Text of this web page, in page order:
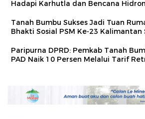
Hadapi Karhutla dan Bencana
Tanah Bumbu Sukses Jadi Tuan
Bhakti Sosial PSM Ke-23 Kalimantan
Paripurna DPRD: Pemkab Tanah
PAD Naik 10 Persen Melalui Tarif